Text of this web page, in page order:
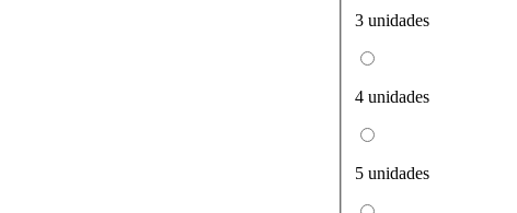
3 unidades
4 unidades
5 unidades